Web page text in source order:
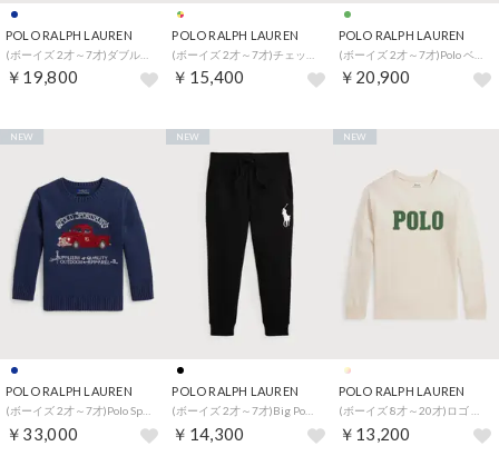
POLO RALPH LAUREN
￥19,800
POLO RALPH LAUREN
￥15,400
POLO RALPH LAUREN
(ボーイズ 2才～7才)Polo ベア フリース スウェットシャツ （300グリーン）
￥20,900
POLO RALPH LAUREN
￥33,000
NEW
POLO RALPH LAUREN
￥14,300
NEW
POLO RALPH LAUREN
￥13,200
NEW